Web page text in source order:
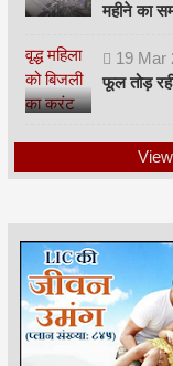
महीने का
19 Mar
फूल तोड़